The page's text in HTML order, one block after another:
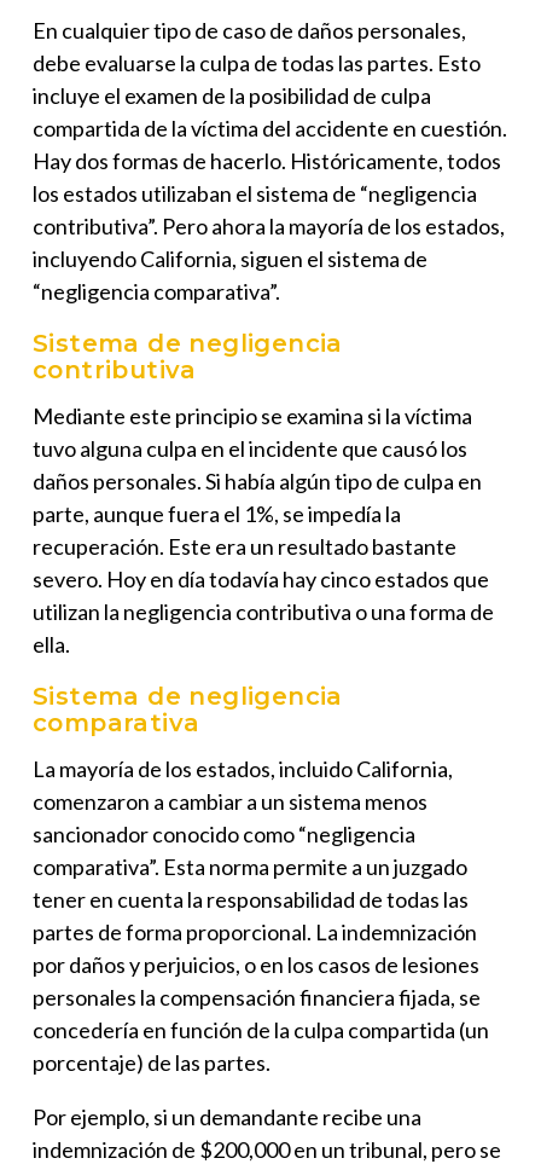
En cualquier tipo de caso de daños personales,
debe evaluarse la culpa de todas las partes. Esto
incluye el examen de la posibilidad de culpa
compartida de la víctima del accidente en cuestión.
Hay dos formas de hacerlo. Históricamente, todos
los estados utilizaban el sistema de “negligencia
contributiva”. Pero ahora la mayoría de los estados,
incluyendo California, siguen el sistema de
“negligencia comparativa”.
Sistema de negligencia
contributiva
Mediante este principio se examina si la víctima
tuvo alguna culpa en el incidente que causó los
daños personales. Si había algún tipo de culpa en
parte, aunque fuera el 1%, se impedía la
recuperación. Este era un resultado bastante
severo. Hoy en día todavía hay cinco estados que
utilizan la negligencia contributiva o una forma de
ella.
Sistema de negligencia
comparativa
La mayoría de los estados, incluido California,
comenzaron a cambiar a un sistema menos
sancionador conocido como “negligencia
comparativa”. Esta norma permite a un juzgado
tener en cuenta la responsabilidad de todas las
partes de forma proporcional. La indemnización
por daños y perjuicios, o en los casos de lesiones
personales la compensación financiera fijada, se
concedería en función de la culpa compartida (un
porcentaje) de las partes.
Por ejemplo, si un demandante recibe una
indemnización de $200,000 en un tribunal, pero se